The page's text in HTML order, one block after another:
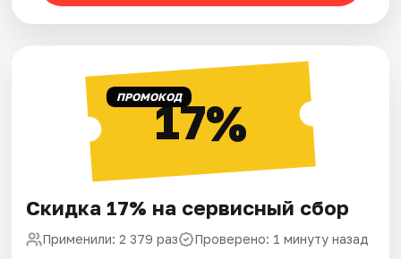
ПРОМОКОД17%
Скидка 17% на сервисный сбор
Применили: 2 379 раз Проверено: 1 минуту назад